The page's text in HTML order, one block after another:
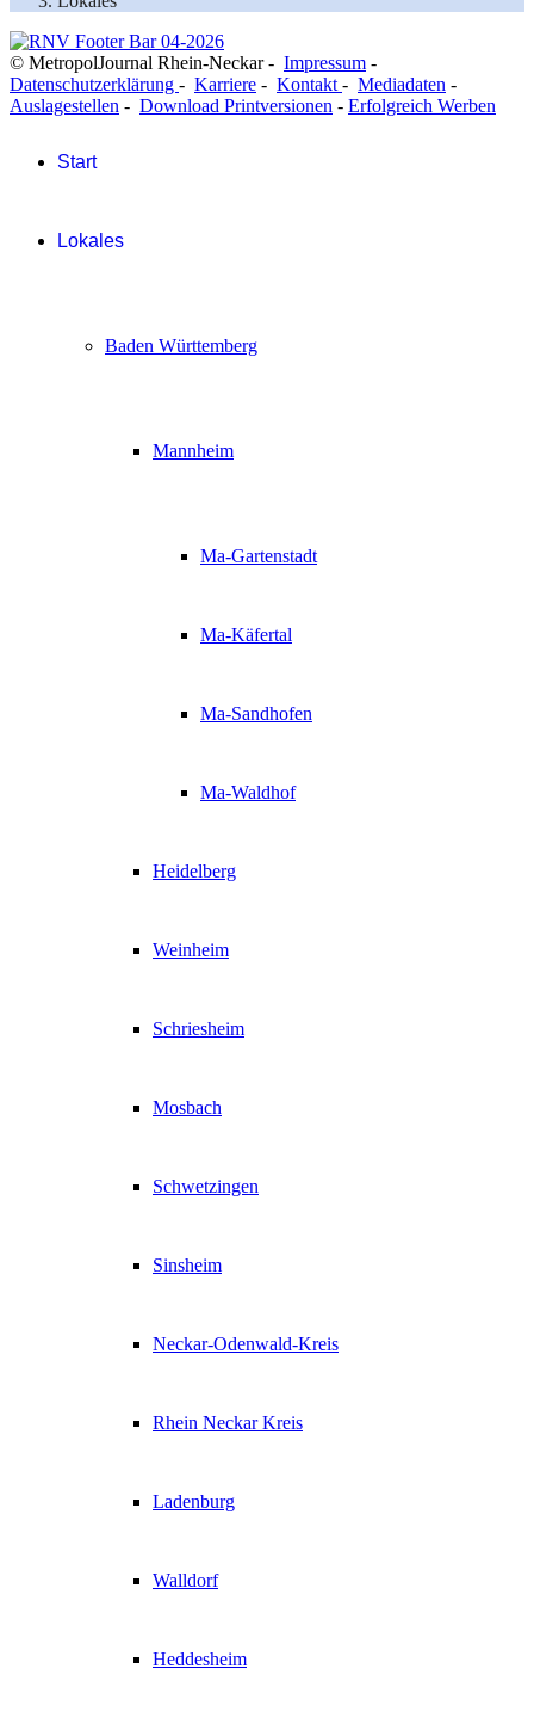
© MetropolJournal Rhein-Neckar - Impressum -
Datenschutzerklärung - Karriere - Kontakt - Mediadaten -
Auslagestellen - Download Printversionen - Erfolgreich Werben
Start
Lokales
Baden Württemberg
Mannheim
Ma-Gartenstadt
Ma-Käfertal
Ma-Sandhofen
Ma-Waldhof
Heidelberg
Weinheim
Schriesheim
Mosbach
Schwetzingen
Sinsheim
Neckar-Odenwald-Kreis
Rhein Neckar Kreis
Ladenburg
Walldorf
Heddesheim